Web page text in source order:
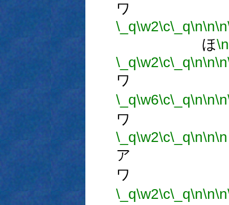
ワ
\_q\w2\c\_q\n\n\n
ほ
\_q\w2\c\_q\n\n\n
ワ
\_q\w6\c\_q\n\n\n
ワ
\_q\w2\c\_q\n\n\n
ア
ワ
\_q\w2\c\_q\n\n\n